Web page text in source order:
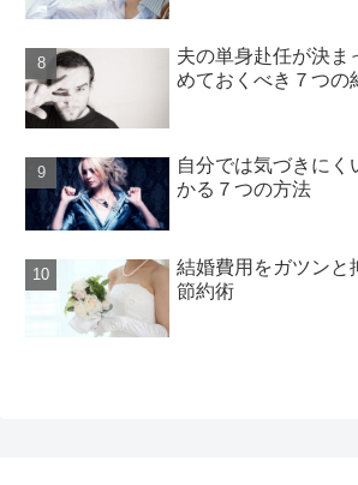
夫の単身赴任が決ま
めておくべき７つの
自分では気づきにく
かる７つの方法
結婚費用をガツンと
節約術